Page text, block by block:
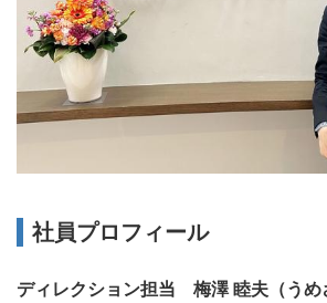
社員プロフィール
ディレクション担当 梅澤 睦夫（うめ